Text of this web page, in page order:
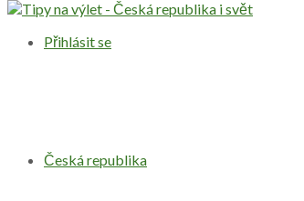
Přihlásit se
Česká republika